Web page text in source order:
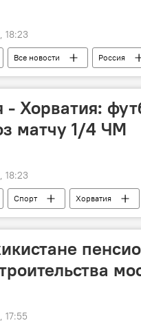
18:23
Все новости Россия
- Хорватия:
матчу 1/4 ЧМ
18:23
Спорт Хорватия
17:55